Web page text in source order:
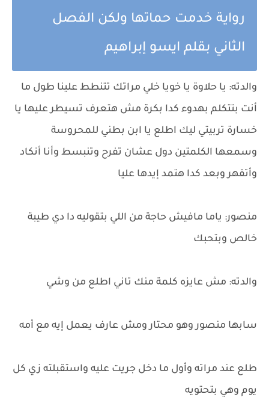
رواية خدمت حماتها ولكن الفصل
الثاني بقلم ايسو إبراهيم
والدته: يا حلاوة يا خويا خلي مراتك تتنطط علينا طول ما
أنت بتتكلم بهدوء كدا بكرة مش هتعرف تسيطر عليها يا
خسارة تربيتي ليك اطلع يا ابن بطني للمحروسة
وسمعها الكلمتين دول عشان تفرح وتنبسط وأنا أنكاد
وأتقهر وبعد كدا هتمد إيدها عليا
منصور: ياما مافيش حاجة من اللي بتقوليه دا دي طيبة
خالص وبتحبك
والدته: مش عايزه كلمة منك تاني اطلع من وشي
سابها منصور وهو محتار ومش عارف يعمل إيه مع أمه
طلع عند مراته وأول ما دخل جريت عليه واستقبلته زي كل
يوم وهي بتحتويه